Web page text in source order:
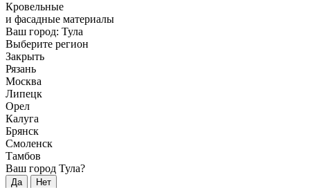
Кровельные
и фасадные материалы
Ваш город: Тула
Выберите регион
Закрыть
Рязань
Москва
Липецк
Орел
Калуга
Брянск
Смоленск
Тамбов
Ваш город Тула?
Да Нет